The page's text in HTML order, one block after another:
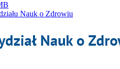
Nauk o Zdrowiu